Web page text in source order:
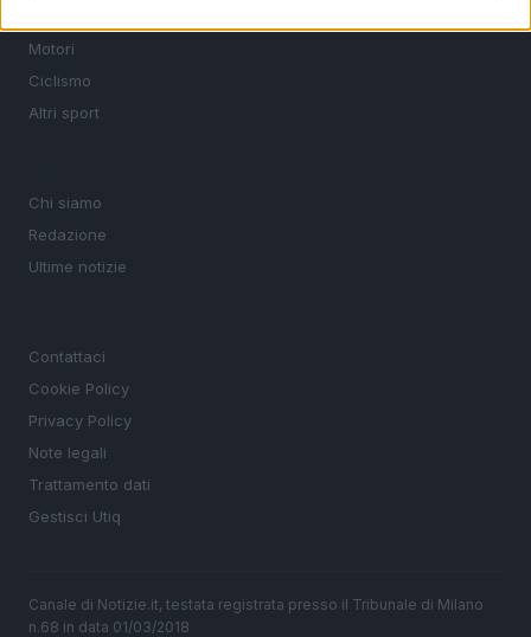
Motori
Ciclismo
Altri sport
Chi siamo
Redazione
Ultime notizie
Contattaci
Cookie Policy
Privacy Policy
Note legali
Trattamento dati
Gestisci Utiq
Canale di Notizie.it, testata registrata presso il Tribunale di Milano
n.68 in data 01/03/2018